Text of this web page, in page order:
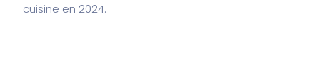
cuisine en 2024.